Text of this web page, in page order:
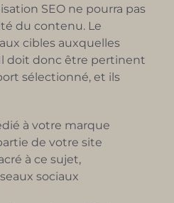
SEO ne pourra pas
du contenu. Le
cibles auxquelles
doit donc être pertinent
sélectionné, et ils
à votre marque
de votre site
à ce sujet,
sociaux